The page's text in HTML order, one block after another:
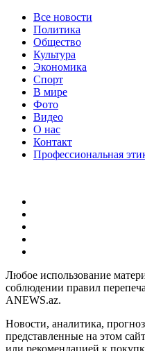
Все новости
Политика
Общество
Культура
Экономика
Спорт
В мире
Фото
Видео
О нас
Контакт
Профессиональная
Любое использование
соблюдении правил
ANEWS.az.
Новости, аналитика,
представленные на этом
или рекомендацией к